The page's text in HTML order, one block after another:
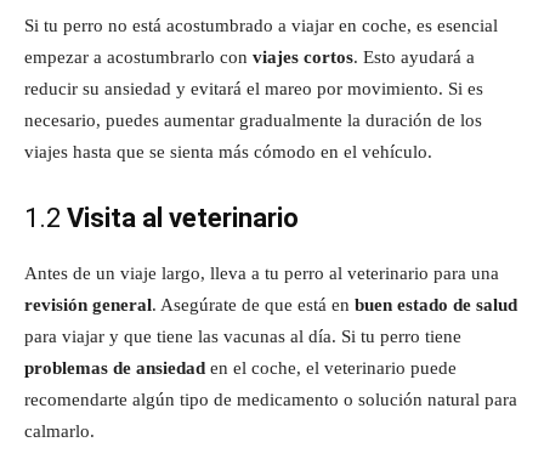
Si tu perro no está acostumbrado a viajar en coche, es esencial
empezar a acostumbrarlo con viajes cortos. Esto ayudará a
reducir su ansiedad y evitará el mareo por movimiento. Si es
necesario, puedes aumentar gradualmente la duración de los
viajes hasta que se sienta más cómodo en el vehículo.
1.2 Visita al veterinario
Antes de un viaje largo, lleva a tu perro al veterinario para una
revisión general. Asegúrate de que está en buen estado de salud
para viajar y que tiene las vacunas al día. Si tu perro tiene
problemas de ansiedad en el coche, el veterinario puede
recomendarte algún tipo de medicamento o solución natural para
calmarlo.